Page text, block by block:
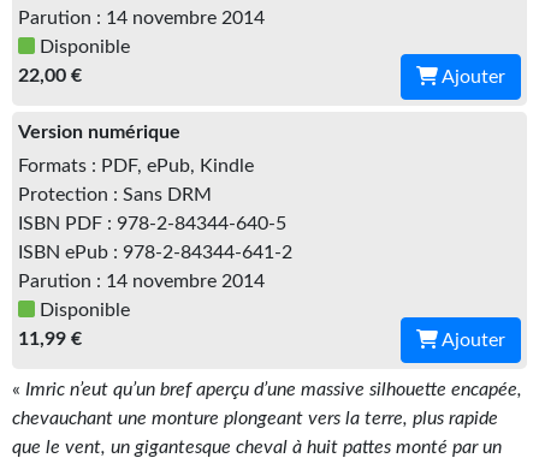
NUMÉRIQUE
Romans et recueils
Une Heure-Lumière
Nouvelles
Bifrost
Livres audio
Gratuit
Sans DRM
BIFROST
Parution : 14 novembre 2014
Disponible
22,00 €
Ajouter
Version numérique
Formats : PDF, ePub, Kindle
Protection : Sans DRM
ISBN PDF : 978-2-84344-640-5
ISBN ePub : 978-2-84344-641-2
Parution : 14 novembre 2014
Disponible
11,99 €
Ajouter
« Imric n’eut qu’un bref aperçu d’une massive silhouette encapée,
chevauchant une monture plongeant vers la terre, plus rapide
que le vent, un gigantesque cheval à huit pattes monté par un